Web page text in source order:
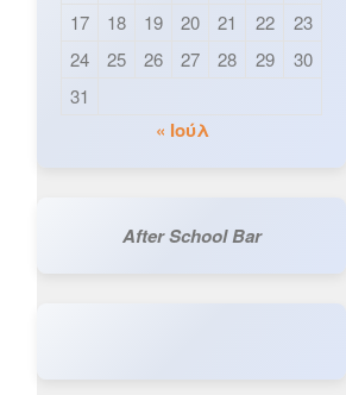
17
18 19 20 21 22
23
24
25 26 27 28 29
30
31
« Ιούλ
After School Bar